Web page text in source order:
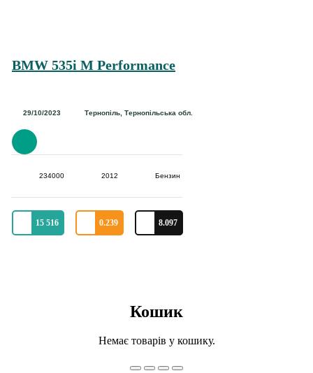
29/10/2023 Тернопіль, Тернопільська обл.
BMW 535i M Performance
234000 2012 Бензин
15 516 0.239 8.097
Кошик
Немає товарів у кошику.